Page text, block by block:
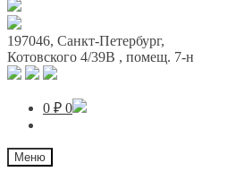
197046, Санкт-Петербург,
Котовского 4/39В , помещ. 7-н
0 ₽ 0
Меню